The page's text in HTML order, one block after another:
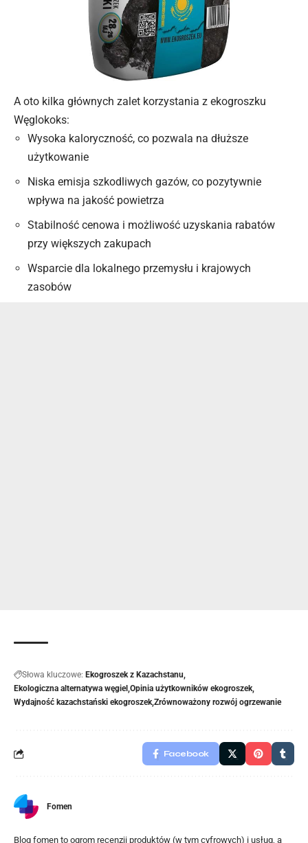
A oto kilka głównych zalet korzystania z ekogroszku
Węglokoks:
Wysoka kaloryczność, co pozwala na dłuższe
użytkowanie
Niska emisja szkodliwych gazów, co pozytywnie
wpływa na jakość powietrza
Stabilność cenowa i możliwość uzyskania rabatów
przy większych zakupach
Wsparcie dla lokalnego przemysłu i krajowych
zasobów
Słowa kluczowe: Ekogroszek z Kazachstanu
Ekologiczna alternatywa węgiel Opinia użytkowników ekogroszek
Wydajność kazachstański ekogroszek Zrównoważony rozwój ogrzewanie
Facebook
Fomen
Blog fomen to ogrom recenzji produktów (w tym cyfrowych) i usług, a